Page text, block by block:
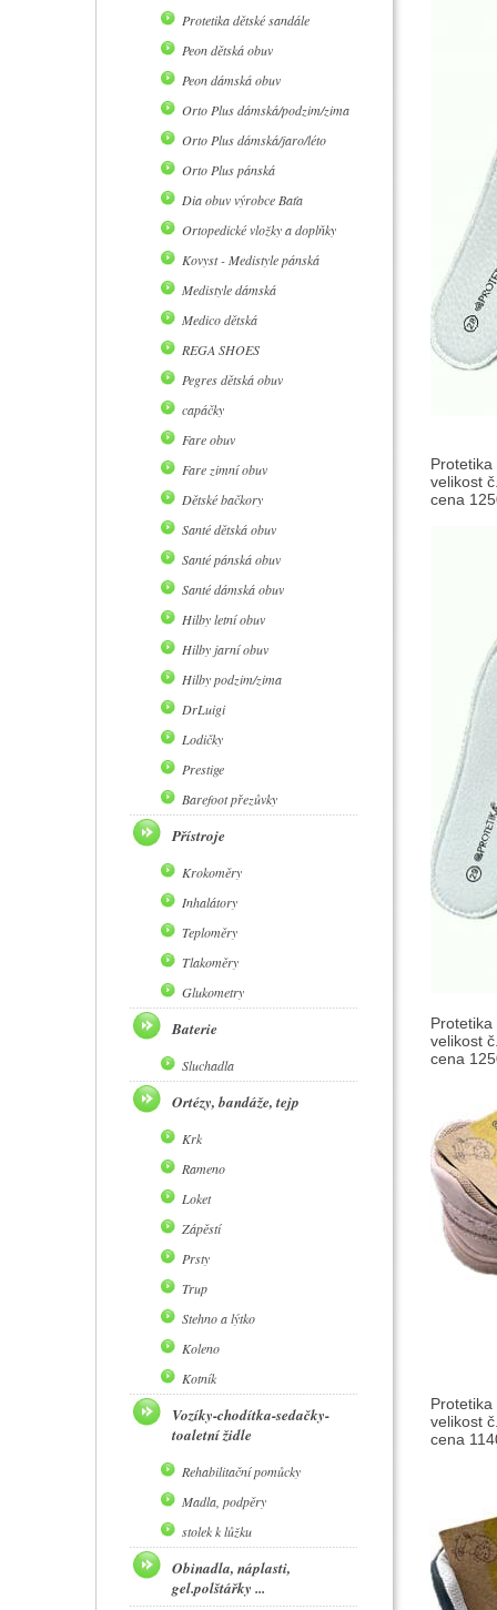
velikost
cena
velikost
cena
velikost
cena
Protetika dětské sandále
Peon dětská obuv
Peon dámská obuv
Orto Plus dámská/podzim/zima
Orto Plus dámská/jaro/léto
Orto Plus pánská
Dia obuv výrobce Baťa
Ortopedické vložky a doplňky
Kovyst - Medistyle pánská
Medistyle dámská
Medico dětská
REGA SHOES
Pegres dětská obuv
capáčky
Fare obuv
Fare zimní obuv
Dětské bačkory
Santé dětská obuv
Santé pánská obuv
Santé dámská obuv
Hilby letní obuv
Hilby jarní obuv
Hilby podzim/zima
DrLuigi
Lodičky
Prestige
Barefoot přezůvky
Přístroje
Krokoměry
Inhalátory
Teploměry
Tlakoměry
Glukometry
Baterie
Sluchadla
Ortézy, bandáže, tejp
Krk
Rameno
Loket
Zápěstí
Prsty
Trup
Stehno a lýtko
Koleno
Kotník
Vozíky-chodítka-sedačky-
toaletní židle
Rehabilitační pomůcky
Madla, podpěry
stolek k lůžku
Obinadla, náplasti,
gel.polštářky ...